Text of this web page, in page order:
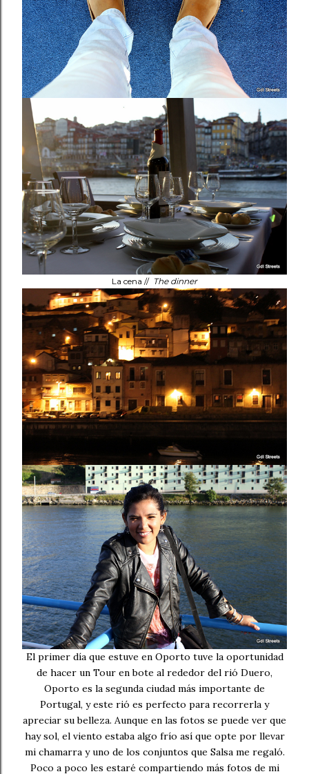
La cena // The dinner
El primer día que estuve en Oporto tuve la oportunidad
de hacer un Tour en bote al rededor del rió Duero,
Oporto es la segunda ciudad más importante de
Portugal, y este rió es perfecto para recorrerla y
apreciar su belleza. Aunque en las fotos se puede ver que
hay sol, el viento estaba algo frío así que opte por llevar
mi chamarra y uno de los conjuntos que Salsa me regaló.
Poco a poco les estaré compartiendo más fotos de mi